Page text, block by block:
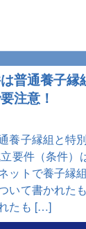
普通養子縁
注意！
養子縁組と特
要件（条件）
ットで養子縁
いて書かれた
たも […]